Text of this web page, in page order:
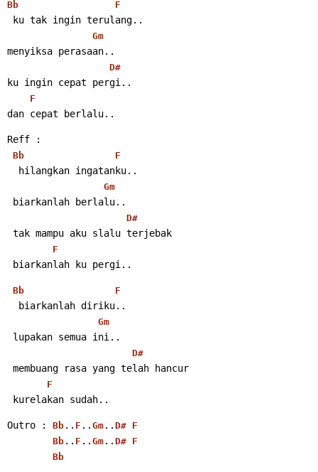
Bb F
ku tak ingin terulang..
Gm
menyiksa perasaan..
D#
ku ingin cepat pergi..
F
dan cepat berlalu..
Reff :
Bb F
  hilangkan ingatanku..
Gm
biarkanlah berlalu..
D#
tak mampu aku slalu terjebak
F
biarkanlah ku pergi..
Bb F
  biarkanlah diriku..
Gm
lupakan semua ini..
D#
membuang rasa yang telah hancur
F
kurelakan sudah..
Outro : Bb .. F .. Gm .. D# F
Bb .. F .. Gm .. D# F
Bb